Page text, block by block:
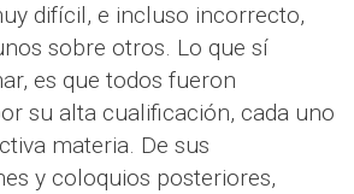
difícil, e incluso incorrecto,
sobre otros. Lo que sí
es que todos fueron
su alta cualificación, cada uno
materia. De sus
y coloquios posteriores,